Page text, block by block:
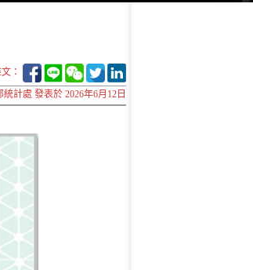
：
統計處 發表於 2026年6月12日